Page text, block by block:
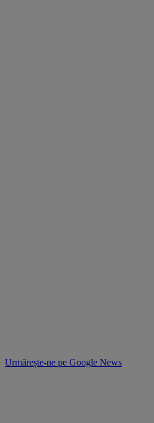
Urmărește-ne pe Google News